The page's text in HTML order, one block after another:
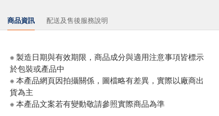
商品資訊 配送及售後服務說明
※ 製造日期與有效期限，商品成分與適用注意事項皆標示
於包裝或產品中
※ 本產品網頁因拍攝關係，圖檔略有差異，實際以廠商出
貨為主
※ 本產品文案若有變動敬請參照實際商品為準